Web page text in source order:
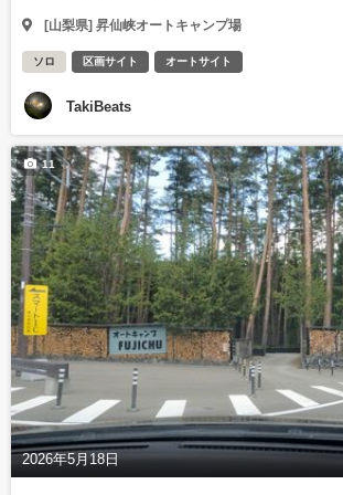
[山梨県] 昇仙峡オートキャンプ場
ソロ 区画サイト オートサイト
TakiBeats
2026年5月18日
11